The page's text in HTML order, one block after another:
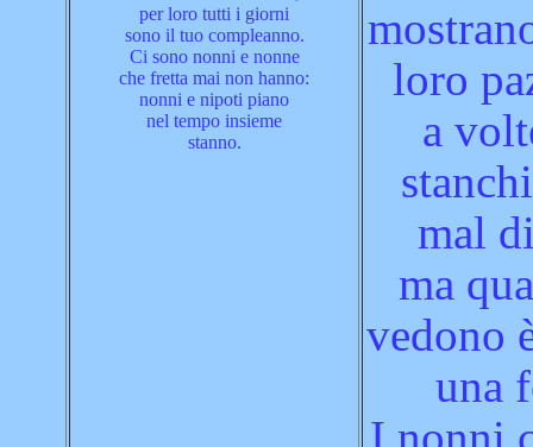
loro
a
mal
ma
vedono
una
per loro tutti i giorni
sono il tuo compleanno.
Ci sono nonni e nonne
che fretta mai non hanno:
nonni e nipoti piano
nel tempo insieme
stanno.